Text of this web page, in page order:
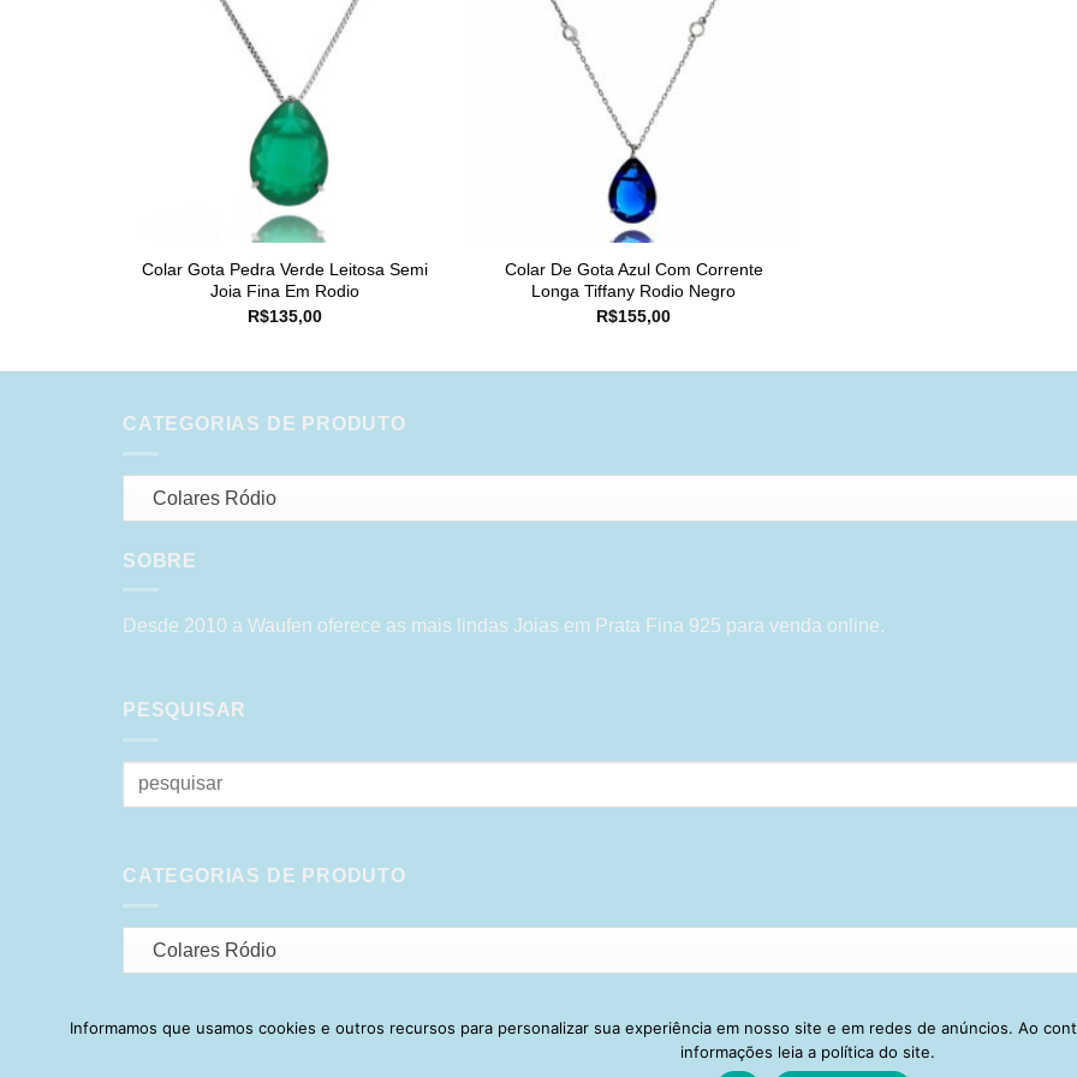
Colar Gota Pedra Verde Leitosa Semi
Joia Fina Em Rodio
R$135,00
Colar De Gota Azul Com Corrente
Longa Tiffany Rodio Negro
R$155,00
CATEGORIAS DE PRODUTO
Colares Ródio
SOBRE
Desde 2010 a Waufen oferece as mais lindas Joias em Prata Fina 925 para venda online.
PESQUISAR
Pesquisar
CATEGORIAS DE PRODUTO
Colares Ródio
Visa PayPal Stripe MasterCardCash
Informamos que usamos cookies e outros recursos para personalizar sua experiência em nosso site e em redes de anúncios. Ao
informações leia a política do site.